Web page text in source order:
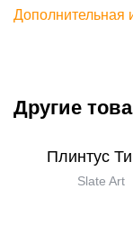
Дополнительная
Другие
Плинтус
Slate Art